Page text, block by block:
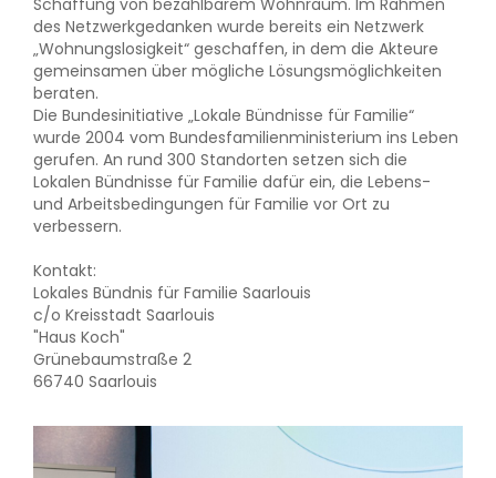
Schaffung von bezahlbarem Wohnraum. Im Rahmen
des Netzwerkgedanken wurde bereits ein Netzwerk
„Wohnungslosigkeit“ geschaffen, in dem die Akteure
gemeinsamen über mögliche Lösungsmöglichkeiten
beraten.
Die Bundesinitiative „Lokale Bündnisse für Familie“
wurde 2004 vom Bundesfamilienministerium ins Leben
gerufen. An rund 300 Standorten setzen sich die
Lokalen Bündnisse für Familie dafür ein, die Lebens-
und Arbeitsbedingungen für Familie vor Ort zu
verbessern.
Kontakt:
Lokales Bündnis für Familie Saarlouis
c/o Kreisstadt Saarlouis
"Haus Koch"
Grünebaumstraße 2
66740 Saarlouis